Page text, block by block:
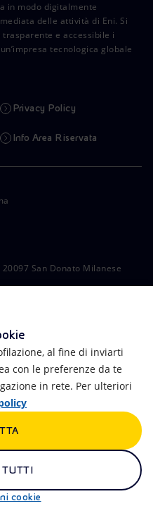
in modo digitalmente
delle attività di Eni. Si
e accessibile i
tecnologica globale
Privacy Policy
Info Area Riservata
San Donato Milanese
Calendario
Intelligenza artificiale
Truffe e Phishing
Alluvioni
al fine di inviarti
con le preferenze da te
in rete. Per ulteriori
cookie
TUTTI